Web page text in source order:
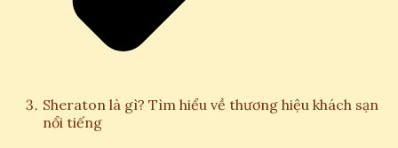
Sheraton là gì? Tìm hiểu về thương hiệu khách sạn
nổi tiếng